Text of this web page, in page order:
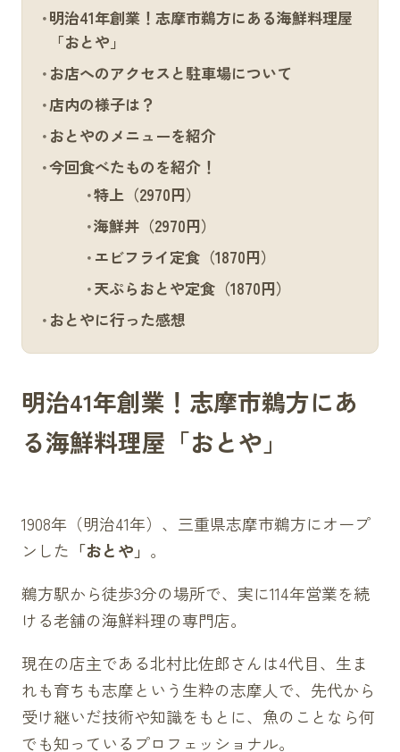
明治41年創業！志摩市鵜方にある海鮮料理屋
「おとや」
お店へのアクセスと駐車場について
店内の様子は？
おとやのメニューを紹介
今回食べたものを紹介！
特上（2970円）
海鮮丼（2970円）
エビフライ定食（1870円）
天ぷらおとや定食（1870円）
おとやに行った感想
明治41年創業！志摩市鵜方にあ
る海鮮料理屋「おとや」
1908年（明治41年）、三重県志摩市鵜方にオープ
ンした 「おとや」 。
鵜方駅から徒歩3分の場所で、実に114年営業を続
ける老舗の海鮮料理の専門店。
現在の店主である北村比佐郎さんは4代目、生ま
れも育ちも志摩という生粋の志摩人で、先代から
受け継いだ技術や知識をもとに、魚のことなら何
でも知っているプロフェッショナル。